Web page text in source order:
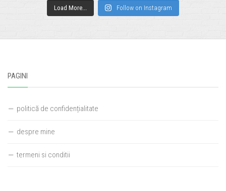
Load More... Follow on Instagram
PAGINI
politică de confidențialitate
despre mine
termeni si conditii